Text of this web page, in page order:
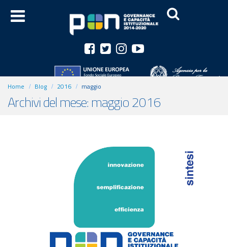
Home Blog 2016 maggio
Archivi del mese: maggio 2016